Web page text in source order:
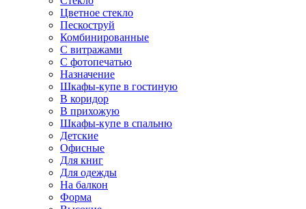
Цветное стекло
Пескоструй
Комбинированные
С витражами
С фотопечатью
Назначение
Шкафы-купе в гостиную
В коридор
В прихожую
Шкафы-купе в спальню
Детские
Офисные
Для книг
Для одежды
На балкон
Форма